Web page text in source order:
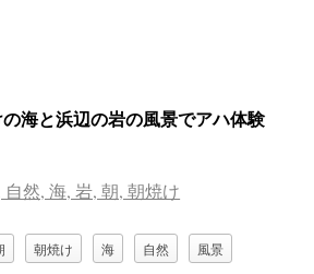
海と浜辺の岩の風景でアハ体験
朝焼け 海 自然 風景